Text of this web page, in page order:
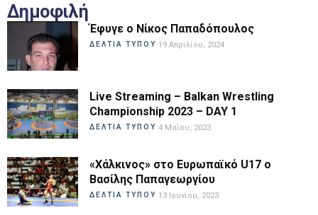
Δημοφιλή
Έφυγε ο Νίκος Παπαδόπουλος
ΔΕΛΤΙΑ ΤΥΠΟΥ 19 Απριλίου, 2024
Live Streaming – Balkan Wrestling
Championship 2023 – DAY 1
ΔΕΛΤΙΑ ΤΥΠΟΥ 4 Μαΐου, 2023
«Χάλκινος» στο Ευρωπαϊκό U17 ο
Βασίλης Παπαγεωργίου
ΔΕΛΤΙΑ ΤΥΠΟΥ 13 Ιουνίου, 2023